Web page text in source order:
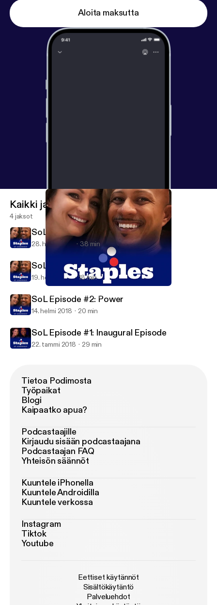
Aloita maksutta
Staples of Leadership
Kaikki jaksot
4 jaksot
SoL Episode #4: Motivation
28. helmi 2018 38 min
SoL Episode #3: Power Part 2
19. helmi 2018 18 min
SoL Episode #2: Power
14. helmi 2018 20 min
SoL Episode #1: Inaugural Episode
22. tammi 2018 29 min
Tietoa Podimosta
Työpaikat
Blogi
Kaipaatko apua?
Podcastaajille
Kirjaudu sisään podcastaajana
Podcastaajan FAQ
Yhteisön säännöt
Kuuntele iPhonella
Kuuntele Androidilla
Kuuntele verkossa
Instagram
Tiktok
Youtube
Eettiset käytännöt
Sisältökäytäntö
Palveluehdot